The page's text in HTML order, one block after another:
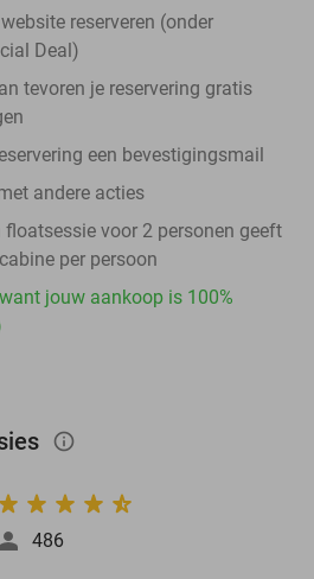
reserveren (onder
Deal)
tevoren je reservering gratis
een bevestigingsmail
andere acties
floatsessie voor 2 personen geeft
per persoon
jouw aankoop is 100%
info_outlined
486